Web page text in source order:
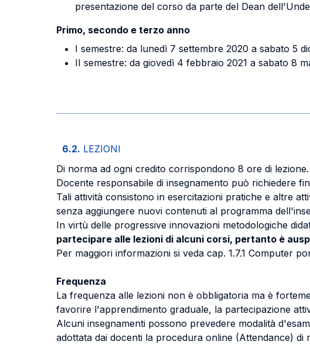
presentazione del corso da parte del Dean
Primo, secondo e terzo anno
I semestre: da lunedì 7 settembre 2020 a sabato 5
II semestre: da giovedì 4 febbraio 2021 a sabato 8
6.2. LEZIONI
Di norma ad ogni credito corrispondono 8 ore di
Docente responsabile di insegnamento può richiedere
Tali attività consistono in esercitazioni pratiche e altre
senza aggiungere nuovi contenuti al programma
In virtù delle progressive innovazioni metodologiche
partecipare alle lezioni di alcuni corsi, pertanto è
Per maggiori informazioni si veda cap. 1.7.1 Computer
Frequenza
La frequenza alle lezioni non è obbligatoria ma è
favorire l'apprendimento graduale, la partecipazione
Alcuni insegnamenti possono prevedere modalità
adottata dai docenti la procedura online (Attendance) di